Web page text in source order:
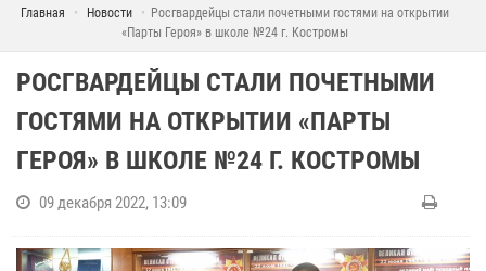
Главная Новости
Росгвардейцы стали почетными гостями на открытии
«Парты Героя» в школе №24 г. Костромы
РОСГВАРДЕЙЦЫ СТАЛИ ПОЧЕТНЫМИ
ГОСТЯМИ НА ОТКРЫТИИ «ПАРТЫ
ГЕРОЯ» В ШКОЛЕ №24 Г. КОСТРОМЫ
09 декабря 2022, 13:09